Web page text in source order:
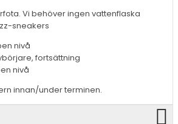
Vi behöver ingen vattenflaska
sneakers
nivå
fortsättning
nivå
innan/under terminen.